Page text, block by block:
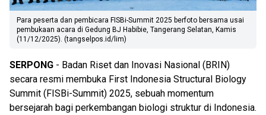
Para peserta dan pembicara FISBi-Summit 2025 berfoto bersama usai
pembukaan acara di Gedung BJ Habibie, Tangerang Selatan, Kamis
(11/12/2025). (tangselpos.id/lim)
SERPONG - Badan Riset dan Inovasi Nasional (BRIN)
secara resmi membuka First Indonesia Structural Biology
Summit (FISBi-Summit) 2025, sebuah momentum
bersejarah bagi perkembangan biologi struktur di Indonesia.